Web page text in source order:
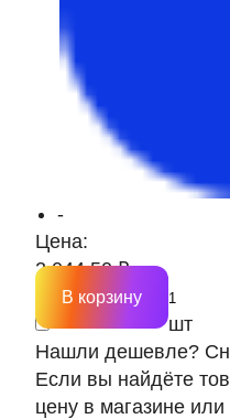
-
Цена:
2 044.50 ₽
шт
В корзину
Нашли дешевле?
Если вы найдёте
цену в магазине